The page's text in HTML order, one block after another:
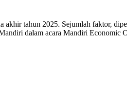
tahun 2025. Sejumlah faktor,
dalam acara Mandiri